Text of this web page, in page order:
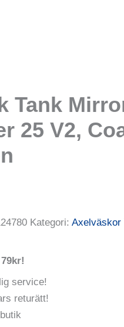
Tank
25 V2,
Kategori: Axelväskor
service!
returätt!